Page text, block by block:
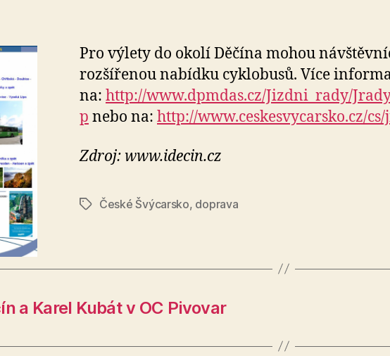
Pro výlety do okolí Děčína mohou
rozšířenou nabídku cyklobusů. Více
na: http://www.dpmdas.cz/Jizdni_rady/
p nebo na: http://www.ceskesvycarsko.cz/
Zdroj: www.idecin.cz
ŠtítkyČeské Švýcarsko, doprava
a Karel Kubát v OC Pivovar